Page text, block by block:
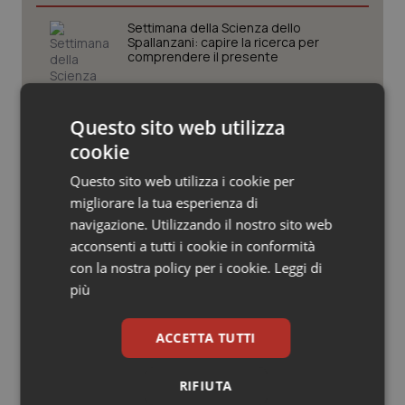
Veneto
Oncoematologia
Psoriasi & pelle
Quotidiano Cardiologia
Quotidiano Chirurgia
Quotidiano Oncologia
Quotidiano Pediatria
Rene & patologie urogenitali
Settimana della Scienza dello
Spallanzani: capire la ricerca per
comprendere il presente
Schillaci: “Gli attuali indicatori non
Case di comunità. La sfida ora è
riempirle di professionisti e servizi. Il
punto della Conferenza delle Regioni
laboratorio di Embriologia
Questo sito web utilizza
cookie
Questo sito web utilizza i cookie per
migliorare la tua esperienza di
navigazione. Utilizzando il nostro sito web
acconsenti a tutti i cookie in conformità
con la nostra policy per i cookie. Leggi di
più
ACCETTA TUTTI
RIFIUTA